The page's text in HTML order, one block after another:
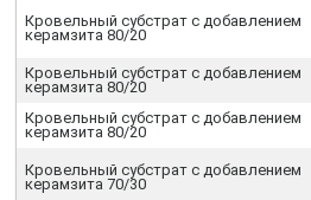
Кровельный субстрат с добавлением
керамзита 80/20
Кровельный субстрат с добавлением
керамзита 80/20
Кровельный субстрат с добавлением
керамзита 80/20
Кровельный субстрат с добавлением
керамзита 70/30